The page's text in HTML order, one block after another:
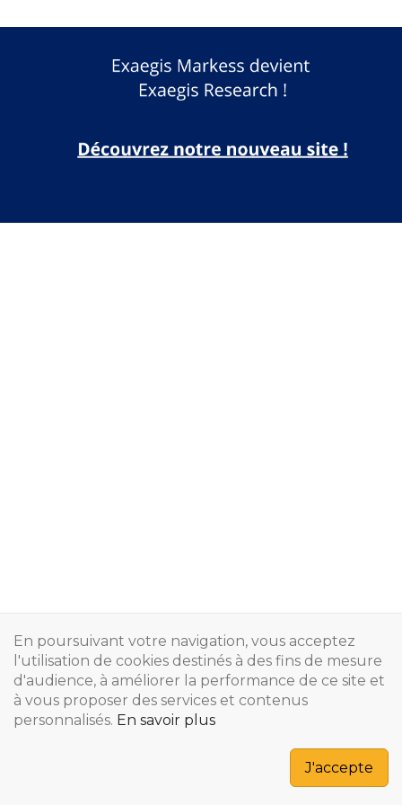
En poursuivant votre navigation, vous acceptez
l'utilisation de cookies destinés à des fins de mesure
d'audience, à améliorer la performance de ce site et
à vous proposer des services et contenus
personnalisés. En savoir plus
J'accepte